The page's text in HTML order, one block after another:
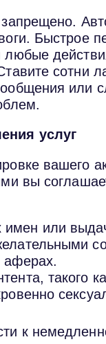
Быстрое
сотни
или
услуг
вашего
вы
или
аферах.
такого
к